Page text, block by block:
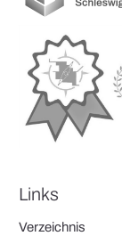
Links
Verzeichnis